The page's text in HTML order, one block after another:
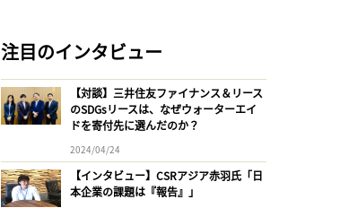
注目のインタビュー
【対談】三井住友ファイナンス＆リース
のSDGsリースは、なぜウォーターエイ
ドを寄付先に選んだのか？
2024/04/24
【インタビュー】CSRアジア赤羽氏「日
本企業の課題は『報告』」